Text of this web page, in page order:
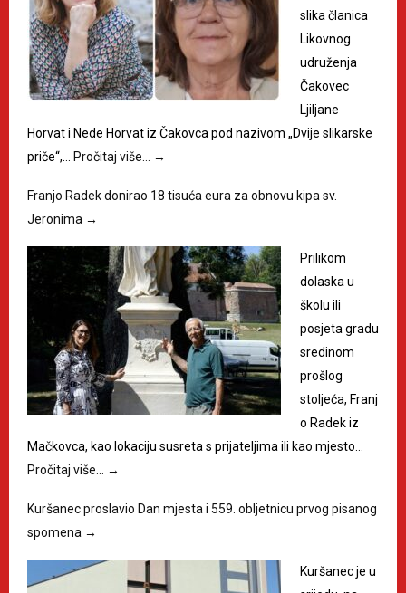
slika članica
Likovnog
udruženja
Čakovec
Ljiljane
Horvat i Nede Horvat iz Čakovca pod nazivom „Dvije slikarske
priče“,… Pročitaj više… →
Franjo Radek donirao 18 tisuća eura za obnovu kipa sv.
Jeronima →
Prilikom
dolaska u
školu ili
posjeta gradu
sredinom
prošlog
stoljeća, Franj
o Radek iz
Mačkovca, kao lokaciju susreta s prijateljima ili kao mjesto…
Pročitaj više…
→
Kuršanec proslavio Dan mjesta i 559. obljetnicu prvog pisanog
spomena →
Kuršanec je u